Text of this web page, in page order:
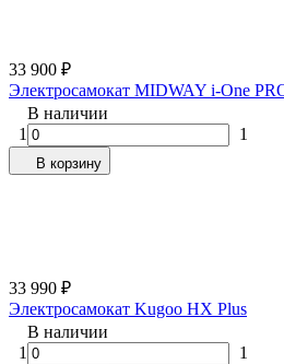
33 900 ₽
Электросамокат MIDWAY i-One
В наличии
1
1
В корзину
33 990 ₽
Электросамокат Kugoo HX Plus
В наличии
1
1